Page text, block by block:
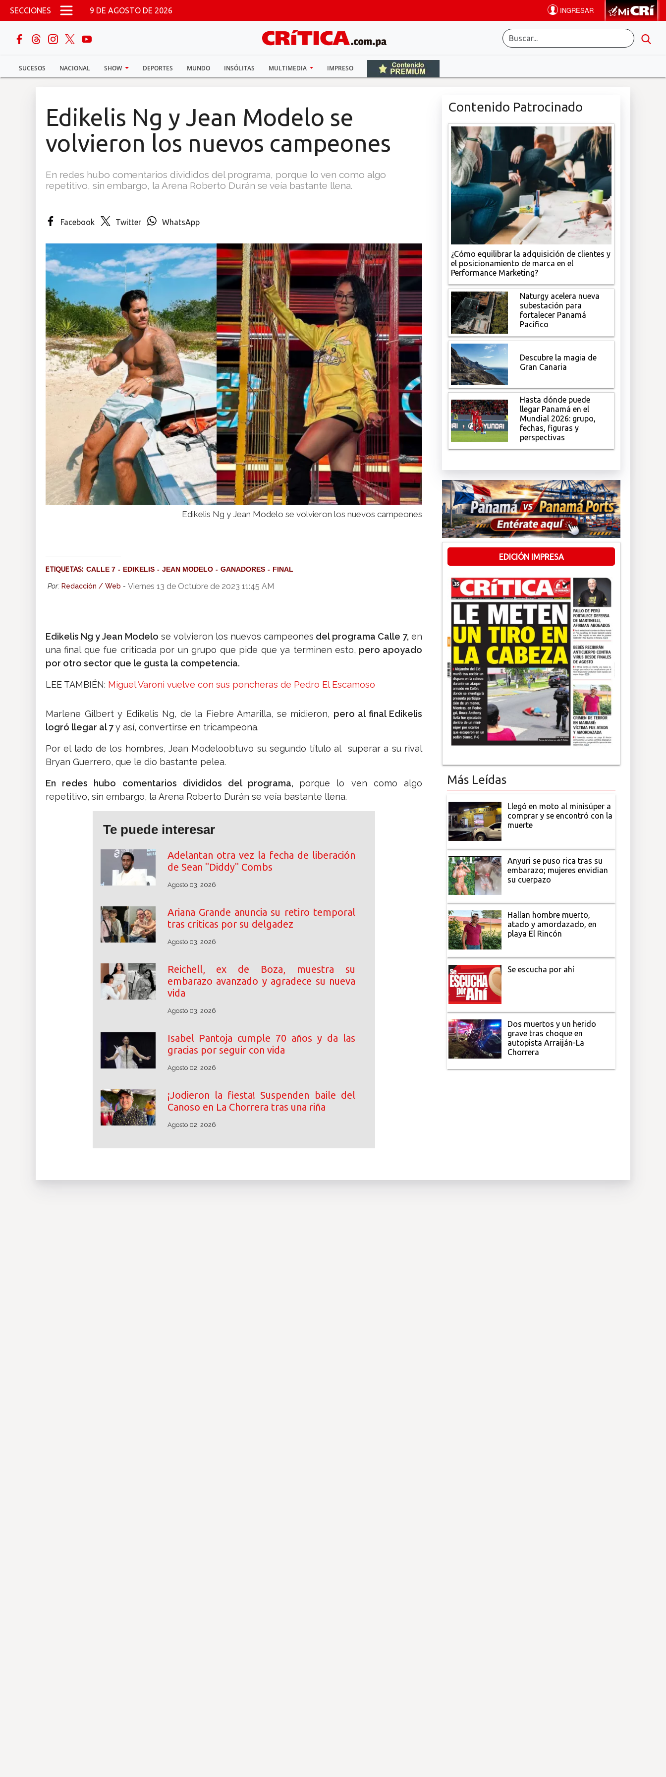
Pasar al contenido principal
SECCIONES 9 DE AGOSTO DE 2026
SUCESOS NACIONAL SHOW DEPORTES MUNDO INSÓLITAS MULTIMEDIA IMPRESO
buscar
Sucesos
Multimedia
Edikelis Ng y Jean Modelo se
volvieron los nuevos campeones
En redes hubo comentarios divididos del programa, porque lo ven como algo
repetitivo, sin embargo, la Arena Roberto Durán se veía bastante llena.
Facebook Twitter WhatsApp
Edikelis Ng y Jean Modelo se volvieron los nuevos campeones
ETIQUETAS: CALLE 7 EDIKELIS JEAN MODELO GANADORES FINAL
Por: Redacción / Web - Viernes 13 de Octubre de 2023 11:45 AM
Edikelis Ng y Jean Modelo se volvieron los nuevos campeones del programa Calle 7, en
una final que fue criticada por un grupo que pide que ya terminen esto, pero apoyado
por otro sector que le gusta la competencia.
LEE TAMBIÉN: Miguel Varoni vuelve con sus poncheras de Pedro El Escamoso
Marlene Gilbert y Edikelis Ng, de la Fiebre Amarilla, se midieron, pero al final Edikelis
logró llegar al 7y así, convertirse en tricampeona.
Por el lado de los hombres, Jean Modeloobtuvo su segundo título al superar a su rival
Bryan Guerrero, que le dio bastante pelea.
En redes hubo comentarios divididos del programa, porque lo ven como algo
repetitivo, sin embargo, la Arena Roberto Durán se veía bastante llena.
Te puede interesar
Adelantan otra vez la fecha de liberación
de Sean "Diddy" Combs
Agosto 03, 2026
Ariana Grande anuncia su retiro temporal
tras críticas por su delgadez
Agosto 03, 2026
Reichell, ex de Boza, muestra su
embarazo avanzado y agradece su nueva
vida
Agosto 03, 2026
Isabel Pantoja cumple 70 años y da las
gracias por seguir con vida
Agosto 02, 2026
¡Jodieron la fiesta! Suspenden baile del
Canoso en La Chorrera tras una riña
Agosto 02, 2026
Contenido Patrocinado
¿Cómo equilibrar la adquisición de clientes y
el posicionamiento de marca en el
Performance Marketing?
Naturgy acelera nueva
subestación para
fortalecer Panamá
Pacífico
Descubre la magia de
Gran Canaria
Hasta dónde puede
llegar Panamá en el
Mundial 2026: grupo,
fechas, figuras y
perspectivas
EDICIÓN IMPRESA
Más Leídas
Llegó en moto al minisúper a
comprar y se encontró con la
muerte
Anyuri se puso rica tras su
embarazo; mujeres envidian
su cuerpazo
Hallan hombre muerto,
atado y amordazado, en
playa El Rincón
Se escucha por ahí
Dos muertos y un herido
grave tras choque en
autopista Arraiján-La
Chorrera